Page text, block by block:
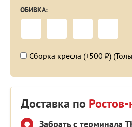
ОБИВКА:
Сборка кресла (+500 ₽)
Доставка по
Забрать с терминала